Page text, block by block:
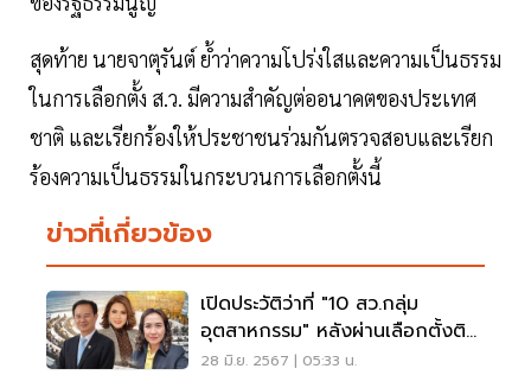
สุดท้าย นายจาตุรันต์ ย้ำว่าความโปร่งใสและความเป็นธรรม
ในการเลือกตั้ง ส.ว. มีความสำคัญต่ออนาคตของประเทศ
ชาติ และเรียกร้องให้ประชาชนร่วมกันตรวจสอบและเรียก
ร้องความเป็นธรรมในกระบวนการเลือกตั้งนี้
ข่าวที่เกี่ยวข้อง
เปิดประวัติว่าที่ "10 สว.กลุ่ม
อุตสาหกรรม" หลังผ่านเลือกตั้งติด
กลุ่ม 200 คน
28 มิ.ย. 2567 | 05:33 น.